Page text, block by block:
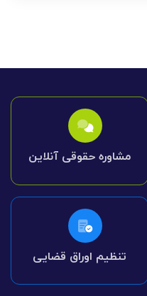
مشاوره حقوقی آنلاین
تنظیم اوراق قضایی